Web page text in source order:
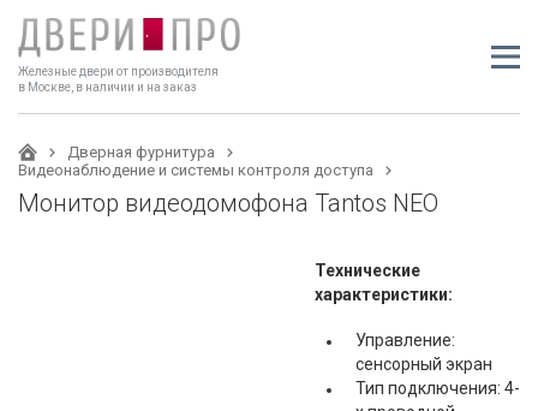
Железные двери от производителя
в Москве, в наличии и на заказ
Дверная фурнитура
Видеонаблюдение и системы контроля доступа
Монитор видеодомофона Tantos NEO
Технические
характеристики:
Управление:
сенсорный экран
Тип подключения: 4-